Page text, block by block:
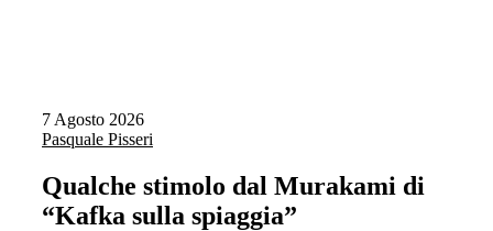
7 Agosto 2026
Pasquale Pisseri
Qualche stimolo dal Murakami di
“Kafka sulla spiaggia”